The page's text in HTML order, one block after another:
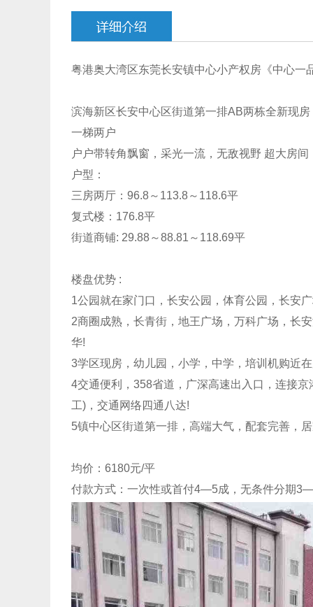
粤港奥大湾区东莞长安镇中心小产权房《中心一
滨海新区长安中心区街道第一排AB两栋全新现房
一梯两户
户户带转角飘窗，采光一流，无敌视野 超大房间
户型：
三房两厅：96.8～113.8～118.6平
复式楼：176.8平
街道商铺: 29.88～88.81～118.69平
楼盘优势 :
1公园就在家门口，长安公园，体育公园，长安
2商圈成熟，长青街，地王广场，万科广场，长
华!
3学区现房，幼儿园，小学，中学，培训机购近
4交通便利，358省道，广深高速出入口，连接
工)，交通网络四通八达!
5镇中心区街道第一排，高端大气，配套完善，
均价：6180元/平
付款方式：一次性或首付4—5成，无条件分期